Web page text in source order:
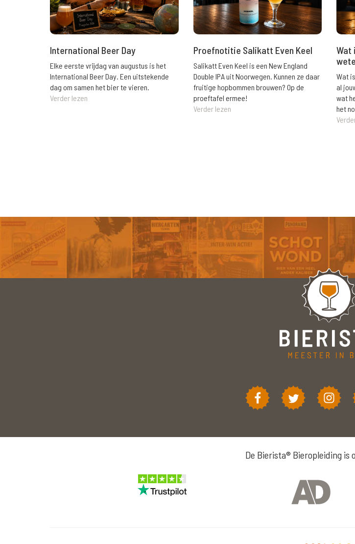
International Beer Day
Elke eerste vrijdag van augustus is het
International Beer Day. Een uitstekende
dag om samen het bier te vieren.
Verder lezen
Proefnotitie Salikatt Even Keel
Salikatt Even Keel is een New England
Double IPA uit Noorwegen. Kunnen ze daar
fruitige hopbommen brouwen? Op de
proeftafel ermee!
Verder lezen
Wat
Wat
al
wat
het
De Bierista® Bieropleiding is